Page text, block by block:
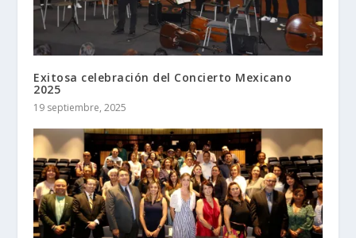
Exitosa celebración del Concierto Mexicano
2025
19 septiembre, 2025